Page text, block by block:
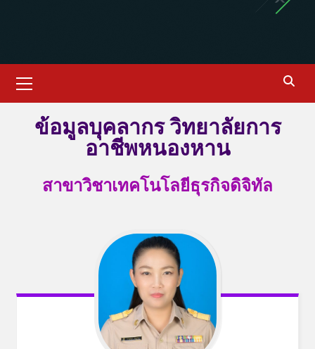
ข้อมูลบุคลากร วิทยาลัยการ
อาชีพหนองหาน
สาขาวิชาเทคโนโลยีธุรกิจดิจิทัล